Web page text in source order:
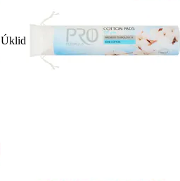
Úklid